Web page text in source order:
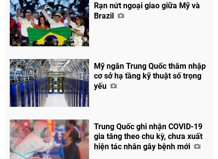
Rạn nứt ngoại giao giữa Mỹ và
Brazil
Mỹ ngăn Trung Quốc thâm nhập
cơ sở hạ tầng kỹ thuật số trọng
yếu
Trung Quốc ghi nhận COVID-19
gia tăng theo chu kỳ, chưa xuất
hiện tác nhân gây bệnh mới